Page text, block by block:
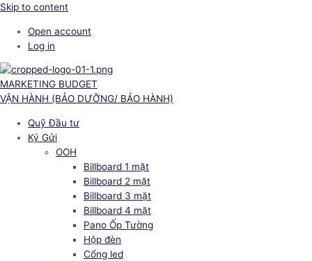
Skip to content
Open account
Log in
MARKETING BUDGET
VẬN HÀNH (BẢO DƯỠNG/ BẢO HÀNH)
Quỹ Đầu tư
Ký Gửi
OOH
Billboard 1 mặt
Billboard 2 mặt
Billboard 3 mặt
Billboard 4 mặt
Pano Ốp Tường
Hộp đèn
Cổng led